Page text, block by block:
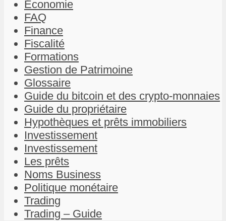
Économie
FAQ
Finance
Fiscalité
Formations
Gestion de Patrimoine
Glossaire
Guide du bitcoin et des crypto-monnaies
Guide du propriétaire
Hypothèques et prêts immobiliers
Investissement
Investissement
Les prêts
Noms Business
Politique monétaire
Trading
Trading – Guide